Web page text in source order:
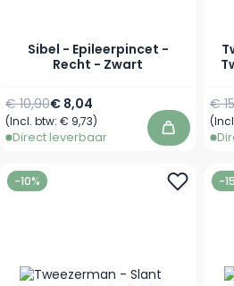
Sibel - Epileerpincet -
Recht - Zwart
Speciale prijs
€ 8,04
Normale prijs
€ 10,90
(Incl. btw: € 9,73)
Direct leverbaar In
€
-10% -